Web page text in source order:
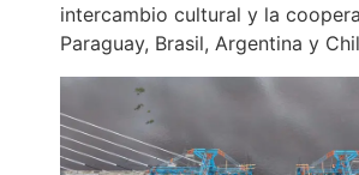
intercambio cultural y la
Paraguay, Brasil, Argentina y